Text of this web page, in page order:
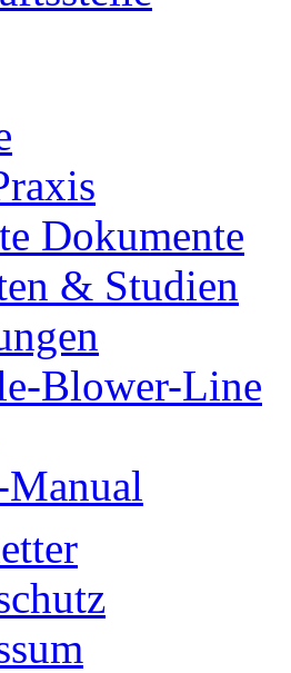
Dokumente
& Studien
Blower-Line
Manual